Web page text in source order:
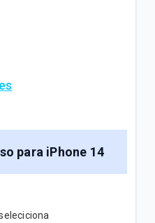
+ celular en
para iPhone 14